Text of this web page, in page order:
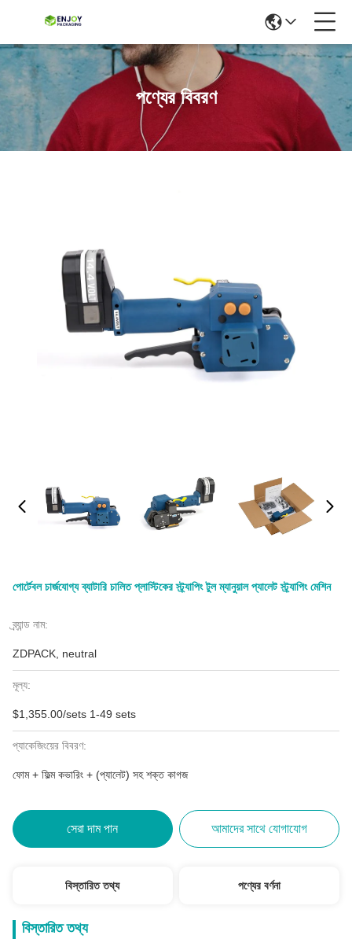
পণ্যের বিবরণ
পোর্টেবল চার্জযোগ্য ব্যাটারি চালিত প্লাস্টিকের স্ট্র্যাপিং টুল ম্যানুয়াল প্যালেট স্ট্র্যাপিং মেশিন
ব্র্যান্ড নাম:
ZDPACK, neutral
মূল্য:
$1,355.00/sets 1-49 sets
প্যাকেজিংয়ের বিবরণ:
ফোম + ফিল্ম কভারিং + (প্যালেট) সহ শক্ত কাগজ
সেরা দাম পান আমাদের সাথে যোগাযোগ
বিস্তারিত তথ্য পণ্যের বর্ণনা
বিস্তারিত তথ্য